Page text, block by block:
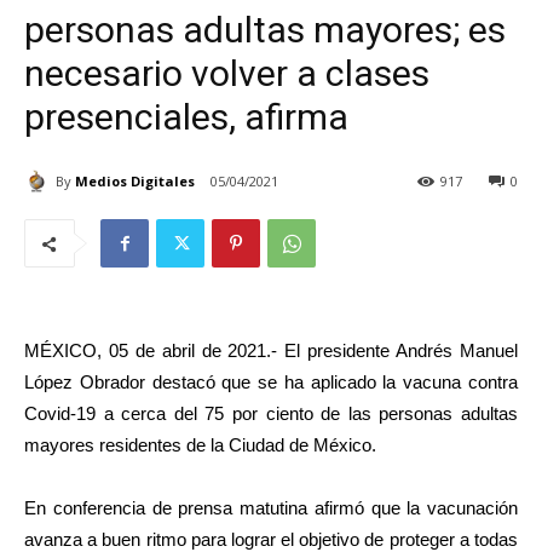
personas adultas mayores; es
necesario volver a clases
presenciales, afirma
By Medios Digitales 05/04/2021 0
917
MÉXICO, 05 de abril de 2021.- El presidente Andrés Manuel
López Obrador destacó que se ha aplicado la vacuna contra
Covid-19 a cerca del 75 por ciento de las personas adultas
mayores residentes de la Ciudad de México.
En conferencia de prensa matutina afirmó que la vacunación
avanza a buen ritmo para lograr el objetivo de proteger a todas